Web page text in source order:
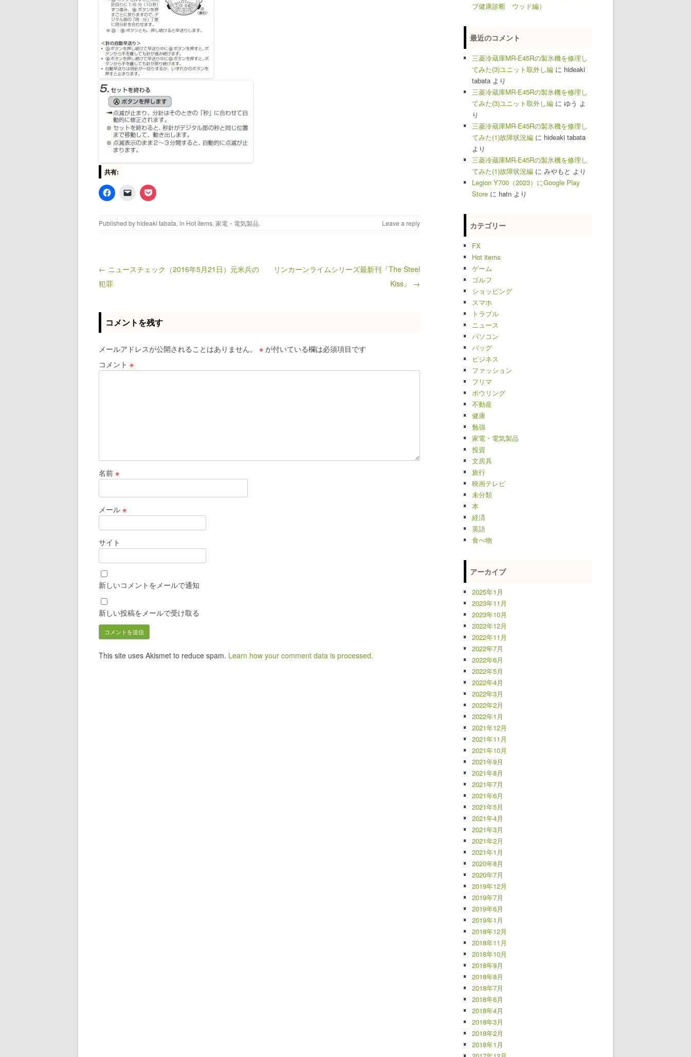
共有:
Published by hideaki tabata, in Hot items, 家電・電気製品. Leave a reply
Post navigation
← ニュースチェック（2016年5月21日）元米兵の
犯罪
リンカーンライムシリーズ最新刊『The Steel
Kiss』 →
コメントを残す
メールアドレスが公開されることはありません。 ※ が付いている欄は必須項目です
コメント ※
名前 ※
メール ※
サイト
新しいコメントをメールで通知
新しい投稿をメールで受け取る
This site uses Akismet to reduce spam. Learn how your comment data is processed.
ブ健康診断 ウッド編）
最近のコメント
三菱冷蔵庫MR-E45Rの製氷機を修理し
てみた(3)ユニット取外し編 に hideaki
tabata より
三菱冷蔵庫MR-E45Rの製氷機を修理し
てみた(3)ユニット取外し編 に ゆう よ
り
三菱冷蔵庫MR-E45Rの製氷機を修理し
てみた(1)故障状況編 に hideaki tabata
より
三菱冷蔵庫MR-E45Rの製氷機を修理し
てみた(1)故障状況編 に みやもと より
Legion Y700（2023）にGoogle Play
Store に hatn より
カテゴリー
FX
Hot items
ゲーム
ゴルフ
ショッピング
スマホ
トラブル
ニュース
パソコン
バッグ
ビジネス
ファッション
フリマ
ボウリング
不動産
健康
勉強
家電・電気製品
投資
文房具
旅行
映画テレビ
未分類
本
経済
英語
食べ物
アーカイブ
2025年1月
2023年11月
2023年10月
2022年12月
2022年11月
2022年7月
2022年6月
2022年5月
2022年4月
2022年3月
2022年2月
2022年1月
2021年12月
2021年11月
2021年10月
2021年9月
2021年8月
2021年7月
2021年6月
2021年5月
2021年4月
2021年3月
2021年2月
2021年1月
2020年8月
2020年7月
2019年12月
2019年7月
2019年6月
2019年1月
2018年12月
2018年11月
2018年10月
2018年9月
2018年8月
2018年7月
2018年6月
2018年4月
2018年3月
2018年2月
2018年1月